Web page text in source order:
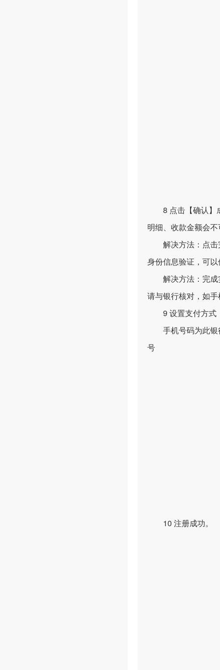
8 点击【确认】成
明细、收款金额会
解决方法：点击
身份信息验证，可
解决方法：完成
请与银行核对，如
9 设置支付方式，
手机号码为此银
号
10 注册成功。